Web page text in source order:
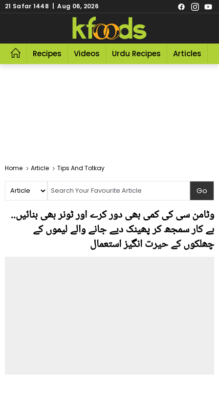
21 Safar 1448 | Aug 06, 2026
Recipes Videos Urdu Recipes Articles
Home Article Tips And Totkay
وٹامن سی کی کمی بھی دور کرے اور ٹونر بھی بنائیں..
بے کار سمجھ کر پھینک دیے جانے والے لیموں کے
چھلکوں کے حیرت انگیز استعمال